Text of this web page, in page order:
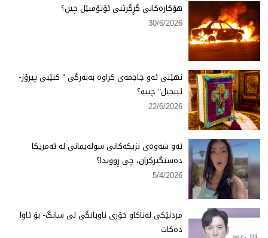
هۆكارەكانی گڕگرتنی ئۆتۆمبێل چین؟
30/6/2026
نهێنی ئەو جاجمەی كراوە بەبەرگی " كتێبی پیرۆز-
ئینجیل" چییە؟
22/6/2026
ئەو شەوەی نزیكەكانی سولەیمانی لە ئەمریكا
دەستگیركران، چی ڕوویدا؟
5/4/2026
مردنێكی لەناكاو خۆری ناوبانگی لی سانگ- بۆ ئاوا
دەكات